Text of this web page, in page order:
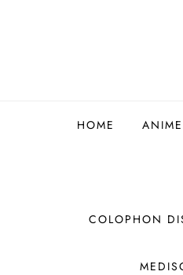
HOME
COLOPHON